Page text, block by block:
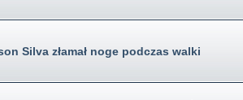
Silva złamał noge podczas walki